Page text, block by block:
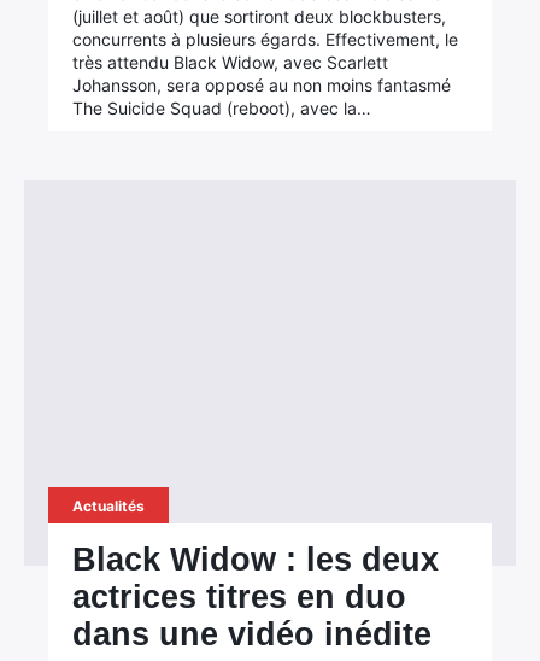
(juillet et août) que sortiront deux blockbusters,
concurrents à plusieurs égards. Effectivement, le
très attendu Black Widow, avec Scarlett
Johansson, sera opposé au non moins fantasmé
The Suicide Squad (reboot), avec la…
Actualités
Black Widow : les deux
actrices titres en duo
dans une vidéo inédite
Rechercher
: